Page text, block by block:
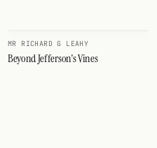
MR RICHARD G LEAHY
Beyond Jefferson's Vines